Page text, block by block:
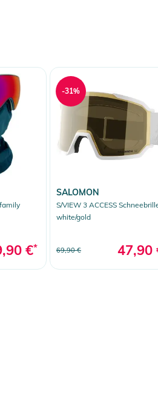
€*
SALOMON
S/VIEW 3 ACCESS
white/gold
69,90 € 47,90
-31%